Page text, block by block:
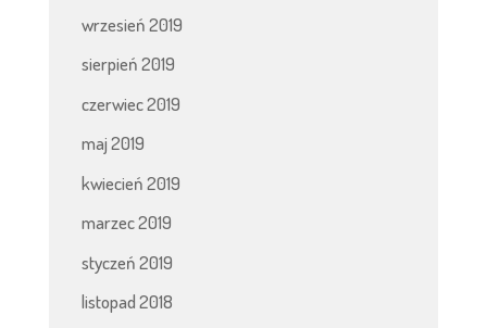
wrzesień 2019
sierpień 2019
czerwiec 2019
maj 2019
kwiecień 2019
marzec 2019
styczeń 2019
listopad 2018